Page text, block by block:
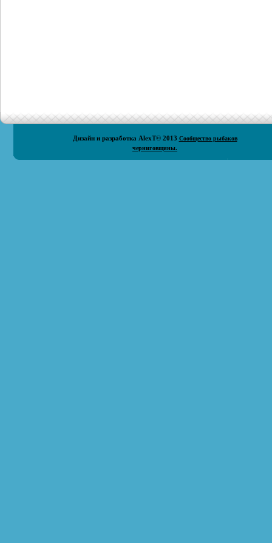
Дизайн и разработка AlexT© 2013 Сообщество рыбаков
черниговщины.